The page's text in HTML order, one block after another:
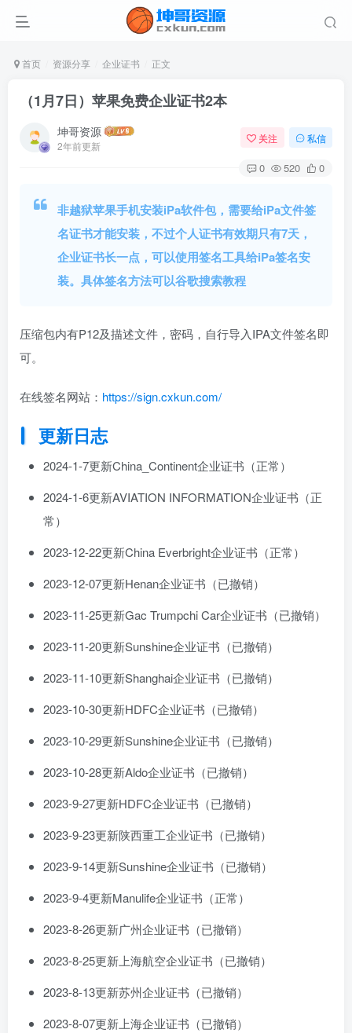
首页 资源分享 企业证书 正文
（1月7日）苹果免费企业证书2本
坤哥资源
2年前更新
关注 私信
0 520 0
非越狱苹果手机安装iPa软件包，需要给iPa文件签
名证书才能安装，不过个人证书有效期只有7天，
企业证书长一点，可以使用签名工具给iPa签名安
装。具体签名方法可以谷歌搜索教程
压缩包内有P12及描述文件，密码，自行导入IPA文件签名即
可。
在线签名网站： https://sign.cxkun.com/
更新日志
2024-1-7更新China_Continent企业证书（正常）
2024-1-6更新AVIATION INFORMATION企业证书（正
常）
2023-12-22更新China Everbright企业证书（正常）
2023-12-07更新Henan企业证书（已撤销）
2023-11-25更新Gac Trumpchi Car企业证书（已撤销）
2023-11-20更新Sunshine企业证书（已撤销）
2023-11-10更新Shanghai企业证书（已撤销）
2023-10-30更新HDFC企业证书（已撤销）
2023-10-29更新Sunshine企业证书（已撤销）
2023-10-28更新Aldo企业证书（已撤销）
2023-9-27更新HDFC企业证书（已撤销）
2023-9-23更新陕西重工企业证书（已撤销）
2023-9-14更新Sunshine企业证书（已撤销）
2023-9-4更新Manulife企业证书（正常）
2023-8-26更新广州企业证书（已撤销）
2023-8-25更新上海航空企业证书（已撤销）
2023-8-13更新苏州企业证书（已撤销）
2023-8-07更新上海企业证书（已撤销）